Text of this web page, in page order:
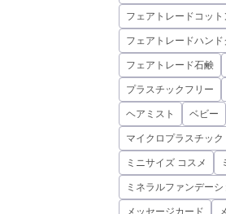
フェアトレードコット
フェアトレードハンド
フェアトレード石鹸
プラスチックフリー
ヘアミスト ベビー
マイクロプラスチック
ミニサイズ コスメ
ミネラルファンデーシ